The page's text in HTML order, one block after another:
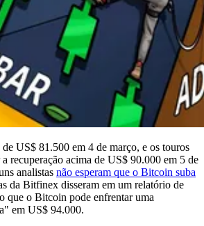
US$ 81.500 em 4 de março, e os touros
a recuperação acima de US$ 90.000 em 5 de
analistas não esperam que o Bitcoin suba
da Bitfinex disseram em um relatório de
que o Bitcoin pode enfrentar uma
em US$ 94.000.